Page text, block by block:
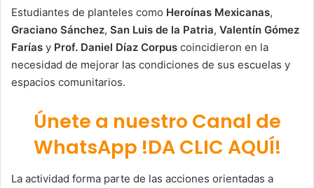
Estudiantes de planteles como Heroínas Mexicanas,
Graciano Sánchez, San Luis de la Patria, Valentín Gómez
Farías y Prof. Daniel Díaz Corpus coincidieron en la
necesidad de mejorar las condiciones de sus escuelas y
espacios comunitarios.
Únete a nuestro Canal de
WhatsApp !DA CLIC AQUÍ!
La actividad forma parte de las acciones orientadas a